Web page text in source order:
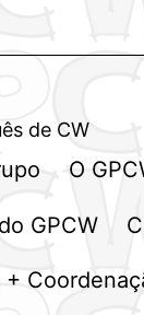
de CW
O
GPCW
+